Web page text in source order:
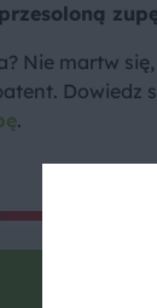
Nie martw
Dowiedz
.